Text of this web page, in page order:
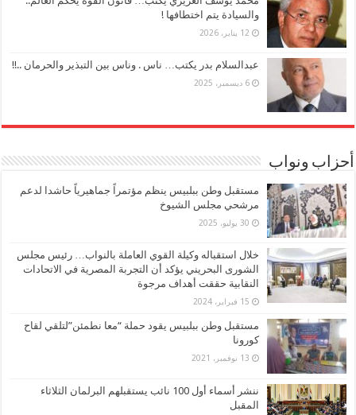
والسيادة يتم اختطافها !
12 يناير، 2026
عبدالسلام بدر يكتب… ناس . وناس بين التبذير والحرمان ..!!
6 ديسمبر، 2025
أحزاب ونواب
مستقبل وطن ببلبيس ينظم مؤتمراً جماهيرياً حاشدا لدعم
مرشحي مجلس الشيوخ
30 يوليو، 2025
خلال استقباله وكيلة القوي العاملة بالنواب… رئيس مجلس
الشورى البحريني يؤكد أن التجربة المصرية في الاتحادات
النقابية حققت أهداف مرجوة
15 فبراير، 2024
مستقبل وطن ببلبيس يقود حملة “معا نطمئن”لتلقي لقاح
كورونا
13 نوفمبر، 2021
ننشر أسماء أول 100 نائب يستقبلهم البرلمان الثلاثاء
المقبل